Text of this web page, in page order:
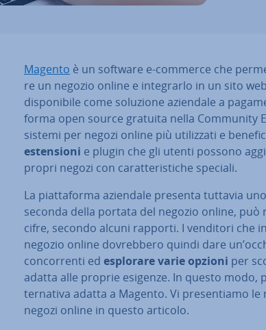
Magento è un software e-commerce che
re un negozio online e in­te­grar­lo in un sito
di­spo­ni­bi­le come soluzione aziendale a
for­ma open source gratuita nella Community
sistemi per negozi online più uti­liz­za­ti e
esten­sio­ni e plugin che gli utenti possono
propri negozi con ca­rat­te­ri­sti­che speciali.
La piat­ta­for­ma aziendale presenta tuttavia
seconda della portata del negozio online, può
cifre, secondo alcuni rapporti. I venditori che
negozio online do­vreb­be­ro quindi dare
con­cor­ren­ti ed esplorare varie opzioni per
adatta alle proprie esigenze. In questo modo,
ter­na­ti­va adatta a Magento. Vi pre­sen­tia­mo
negozi online in questo articolo.